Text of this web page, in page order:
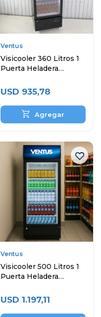
Ventus
Visicooler 360 Litros 1
Puerta Heladera
USD 935,78
Ventus
Visicooler 500 Litros 1
Puerta Heladera
USD 1.197,11